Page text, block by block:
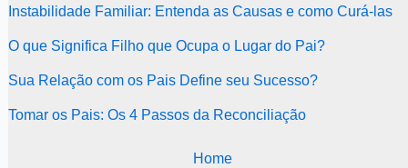
Instabilidade Familiar: Entenda as Causas e como Curá-las
O que Significa Filho que Ocupa o Lugar do Pai?
Sua Relação com os Pais Define seu Sucesso?
Tomar os Pais: Os 4 Passos da Reconciliação
Home